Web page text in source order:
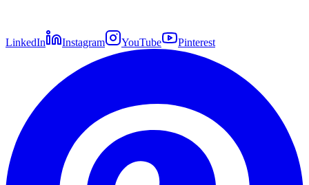
LinkedIn Instagram YouTube Pinterest